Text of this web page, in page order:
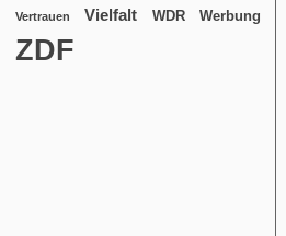
Vertrauen Vielfalt WDR Werbung
ZDF